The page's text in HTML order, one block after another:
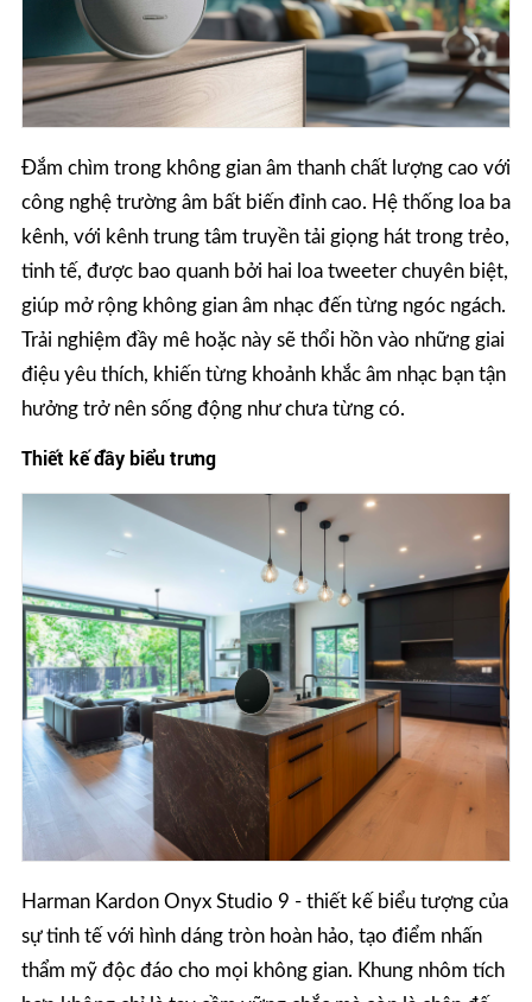
Đắm chìm trong không gian âm thanh chất lượng cao với
công nghệ trường âm bất biến đỉnh cao. Hệ thống loa ba
kênh, với kênh trung tâm truyền tải giọng hát trong trẻo,
tinh tế, được bao quanh bởi hai loa tweeter chuyên biệt,
giúp mở rộng không gian âm nhạc đến từng ngóc ngách.
Trải nghiệm đầy mê hoặc này sẽ thổi hồn vào những giai
điệu yêu thích, khiến từng khoảnh khắc âm nhạc bạn tận
hưởng trở nên sống động như chưa từng có.
Thiết kế đầy biểu trưng
Harman Kardon Onyx Studio 9 - thiết kế biểu tượng của
sự tinh tế với hình dáng tròn hoàn hảo, tạo điểm nhấn
thẩm mỹ độc đáo cho mọi không gian. Khung nhôm tích